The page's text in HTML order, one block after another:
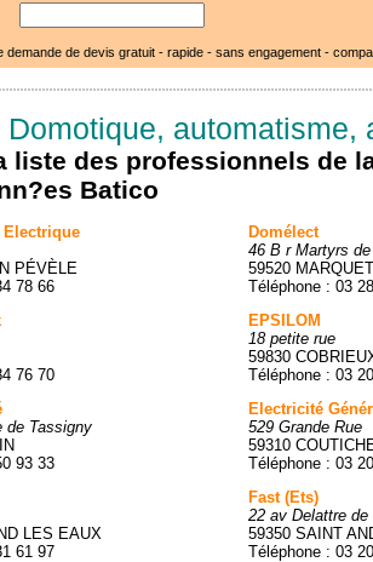
demande de devis gratuit - rapide - sans engagement -
automatisme,
liste des professionnels de
Batico
PÉVÈLE
78 66
76 70
de Tassigny
93 33
LES EAUX
61 97
Domélect
46 B r Martyrs
59520
Téléphone : 03
EPSILOM
18 petite rue
59830
Téléphone : 03
Electricité
529 Grande Rue
59310
Téléphone : 03
Fast (Ets)
22 av Delattre de
59350 SAINT
Téléphone : 03